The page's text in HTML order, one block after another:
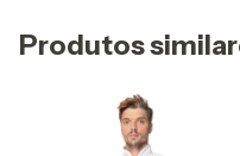
Produtos